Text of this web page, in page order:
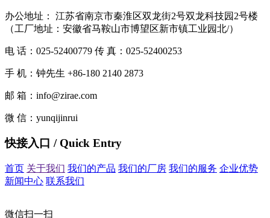
办公地址： 江苏省南京市秦淮区双龙街2号双龙科技园2号楼
（工厂地址：安徽省马鞍山市博望区新市镇工业园北/）
电 话：025-52400779 传 真：025-52400253
手 机：钟先生 +86-180 2140 2873
邮 箱：info@zirae.com
微 信：yunqijinrui
快接入口 / Quick Entry
首页 关于我们 我们的产品 我们的厂房 我们的服务 企业优势
新闻中心 联系我们
微信扫一扫